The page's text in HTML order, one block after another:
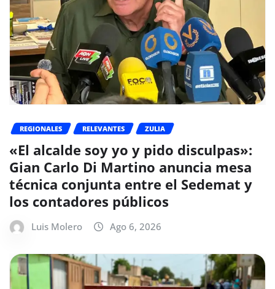
REGIONALES RELEVANTES ZULIA
«El alcalde soy yo y pido disculpas»:
Gian Carlo Di Martino anuncia mesa
técnica conjunta entre el Sedemat y
los contadores públicos
Luis Molero Ago 6, 2026